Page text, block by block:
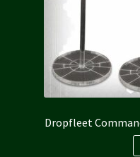
Dropfleet